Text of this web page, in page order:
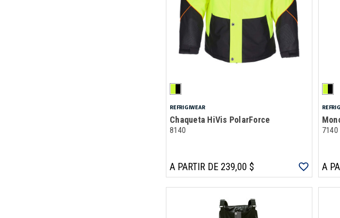
REFRIGIWEAR
Chaqueta HiVis PolarForce
8140
A PARTIR DE 239,00 $
7140
A